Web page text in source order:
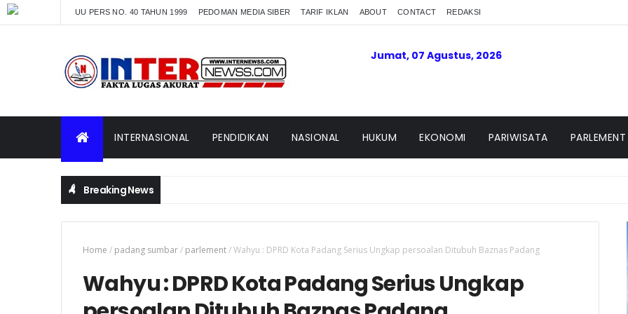
UU PERS NO. 40 TAHUN 1999 PEDOMAN MEDIA SIBER TARIF IKLAN ABOUT CONTACT REDAKSI
Jumat, 07 Agustus, 2026
INTERNASIONAL PENDIDIKAN NASIONAL HUKUM EKONOMI PARIWISATA PARLEMENT
Breaking News
Home / padang sumbar/ parlement/Wahyu : DPRD Kota Padang Serius Ungkap persoalan Ditubuh Baznas Padang
Wahyu : DPRD Kota Padang Serius Ungkap